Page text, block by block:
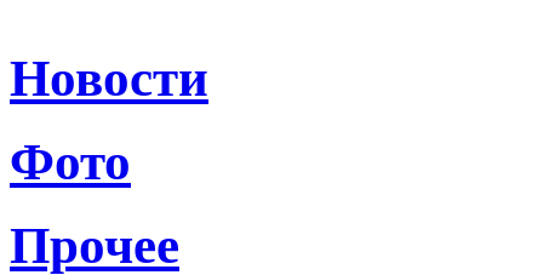
Новости
Фото
Прочее